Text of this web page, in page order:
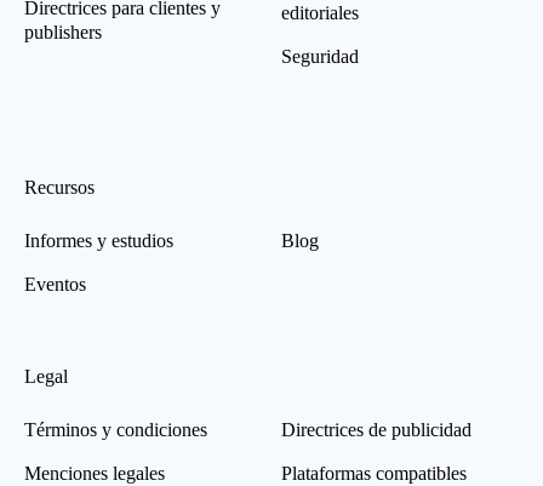
Directrices para clientes y
publishers
editoriales
Seguridad
Recursos
Informes y estudios
Eventos
Blog
Legal
Términos y condiciones
Menciones legales
Directrices de publicidad
Plataformas compatibles